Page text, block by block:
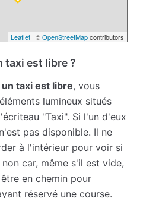
Leaflet| ©OpenStreetMapcontributors
taxi est libre ?
taxi est libre, vous
lumineux situés
"Taxi". Si l'un d'eux
pas disponible. Il ne
à l'intérieur pour voir si
car, même s'il est vide,
en chemin pour
réservé une course.